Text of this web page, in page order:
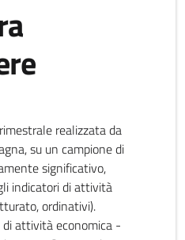
realizzata da
su un campione di
significativo,
indicatori di attività
ordinativi).
attività economica -